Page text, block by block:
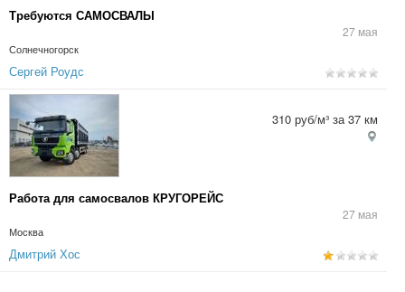
Требуются САМОСВАЛЫ
27 мая
Солнечногорск
Сергей Роудс
Работа для самосвалов КРУГОРЕЙС
27 мая
Москва
310 руб/м³ за 37 км
Дмитрий Хос